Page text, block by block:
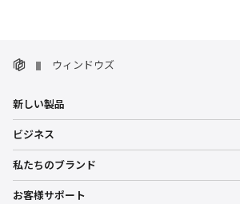
ウィンドウズ
新しい製品
ビジネス
私たちのブランド
お客様サポート